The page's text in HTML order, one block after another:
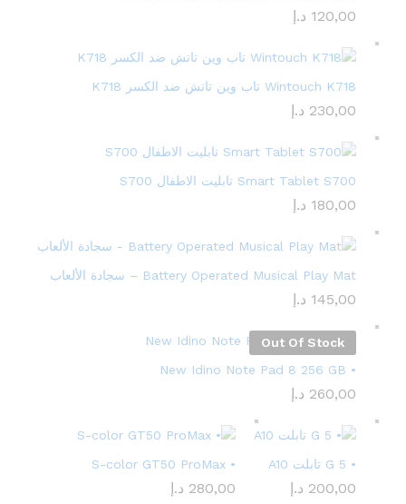
120,00 د.إ
Wintouch K718 تاب وين تاتش ضد الكسر K718
230,00 د.إ
Smart Tablet S700 تابليت الاطفال S700
180,00 د.إ
Battery Operated Musical Play Mat – سجادة الألعاب
145,00 د.إ
Out Of Stock
• New Idino Note Pad 8 256 GB
260,00 د.إ
• 5 G تابلت A10
200,00 د.إ
• S-color GT50 ProMax
280,00 د.إ